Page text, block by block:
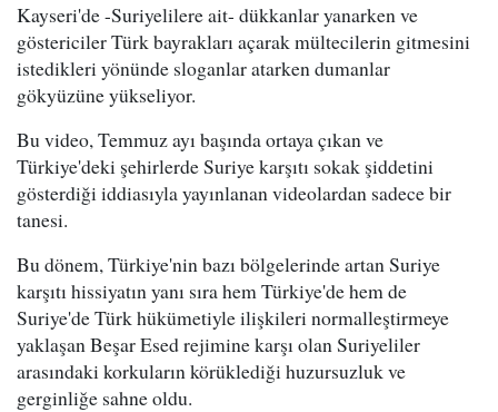
Kayseri'de -Suriyelilere ait- dükkanlar yanarken ve
göstericiler Türk bayrakları açarak mültecilerin gitmesini
istedikleri yönünde sloganlar atarken dumanlar
gökyüzüne yükseliyor.
Bu video, Temmuz ayı başında ortaya çıkan ve
Türkiye'deki şehirlerde Suriye karşıtı sokak şiddetini
gösterdiği iddiasıyla yayınlanan videolardan sadece bir
tanesi.
Bu dönem, Türkiye'nin bazı bölgelerinde artan Suriye
karşıtı hissiyatın yanı sıra hem Türkiye'de hem de
Suriye'de Türk hükümetiyle ilişkileri normalleştirmeye
yaklaşan Beşar Esed rejimine karşı olan Suriyeliler
arasındaki korkuların körüklediği huzursuzluk ve
gerginliğe sahne oldu.